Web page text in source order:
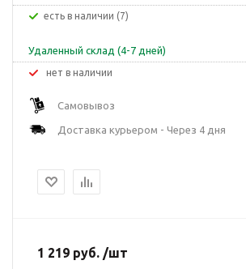
Есть в наличии (7)
Удаленный склад (4-7 дней)
Нет в наличии
Самовывоз
Доставка курьером - Через 4 дня
1 219 руб. /шт